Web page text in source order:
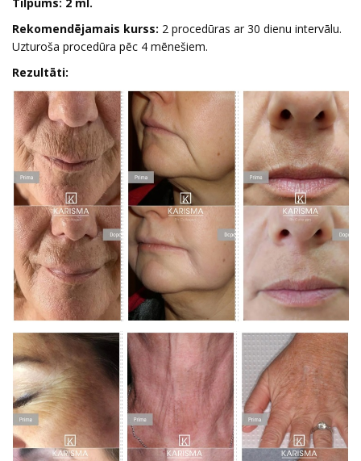
Rekomendējamais kurss: 2 procedūras ar 30 dienu intervālu.
Uzturoša procedūra pēc 4 mēnešiem.
Rezultāti: